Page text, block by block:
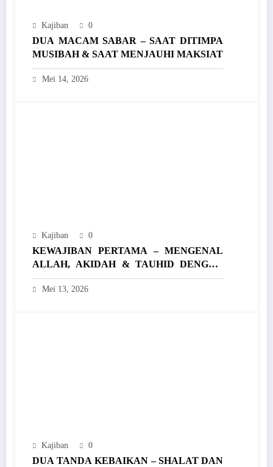
Kajiban 0
DUA MACAM SABAR – SAAT DITIMPA
MUSIBAH & SAAT MENJAUHI MAKSIAT
Mei 14, 2026
Kajiban 0
KEWAJIBAN PERTAMA – MENGENAL
ALLAH, AKIDAH & TAUHID DENGAN
PENUH KEYAKINAN
Mei 13, 2026
Kajiban 0
DUA TANDA KEBAIKAN – SHALAT DAN